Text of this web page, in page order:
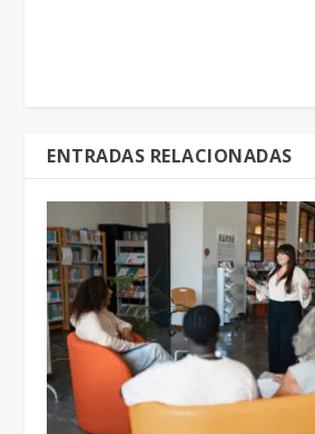
ENTRADAS RELACIONADAS